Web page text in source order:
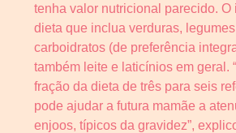
tenha valor nutricional parecido. O
dieta que inclua verduras,
carboidratos (de preferência
também leite e laticínios em geral.
fração da dieta de três para seis
pode ajudar a futura mamãe a
enjoos, típicos da gravidez”,